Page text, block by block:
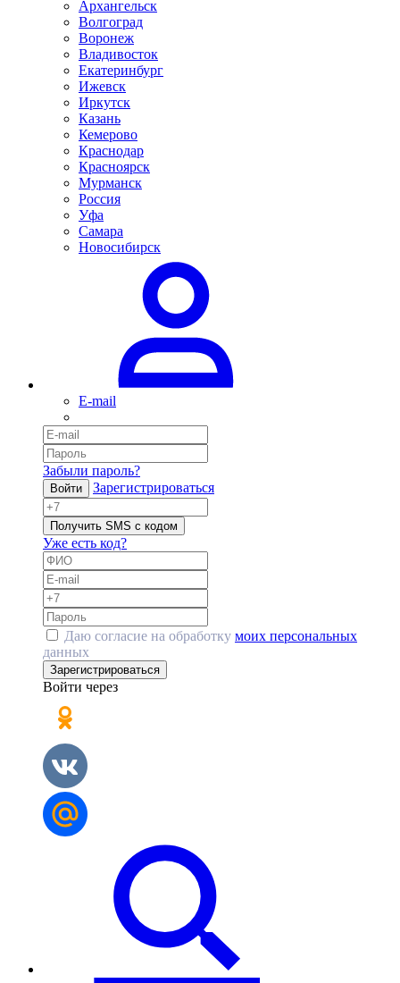
Архангельск
Волгоград
Воронеж
Владивосток
Екатеринбург
Ижевск
Иркутск
Казань
Кемерово
Краснодар
Красноярск
Мурманск
Россия
Уфа
Самара
Новосибирск
E-mail
Забыли пароль?
Войти Зарегистрироваться
Получить SMS с кодом
Уже есть код?
Даю согласие на обработку моих персональных
данных
Зарегистрироваться
Войти через